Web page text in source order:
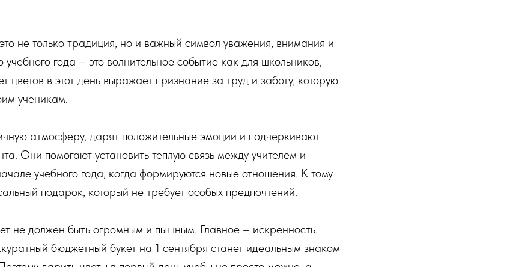
не только традиция, но и важный символ уважения, внимания и
года – это волнительное событие как для школьников,
цветов в этот день выражает признание за труд и заботу, которую
ученикам.
атмосферу, дарят положительные эмоции и подчеркивают
Они помогают установить теплую связь между учителем и
учебного года, когда формируются новые отношения. К тому
подарок, который не требует особых предпочтений.
не должен быть огромным и пышным. Главное – искренность.
бюджетный букет на 1 сентября станет идеальным знаком